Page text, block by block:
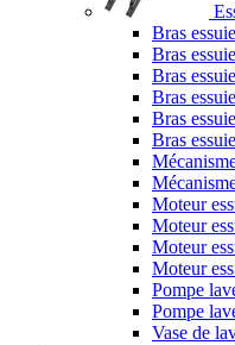
Bras
Bras
Bras
Bras
Bras
Bras
Moteur
Moteur
Moteur
Moteur
Pompe
Pompe
Vase de